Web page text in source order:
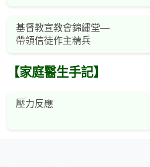
基督教宣教會錦繡堂—
帶領信徒作主精兵
【家庭醫生手記】
壓力反應